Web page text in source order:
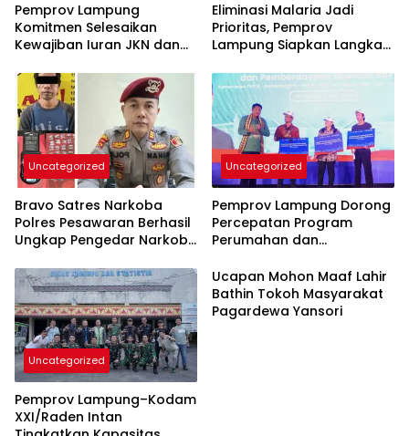
Pemprov Lampung
Komitmen Selesaikan
Kewajiban Iuran JKN dan
Kepesertaan BPJS
Kesehatan
Eliminasi Malaria Jadi
Prioritas, Pemprov
Lampung Siapkan Langkah
Uncategorized
Bravo Satres Narkoba
Polres Pesawaran Berhasil
Ungkap Pengedar Narkoba
Uncategorized
Pemprov Lampung Dorong
Percepatan Program
Perumahan dan
Rakyat
Uncategorized
Pemprov Lampung–Kodam
XXI/Raden Intan
Ucapan Mohon Maaf Lahir
Bathin Tokoh Masyarakat
Pagardewa Yansori